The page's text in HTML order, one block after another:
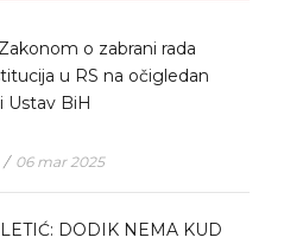
o zabrani rada
u RS na očigledan
Ustav BiH
/ 06 mar 2025
DODIK NEMA KUD